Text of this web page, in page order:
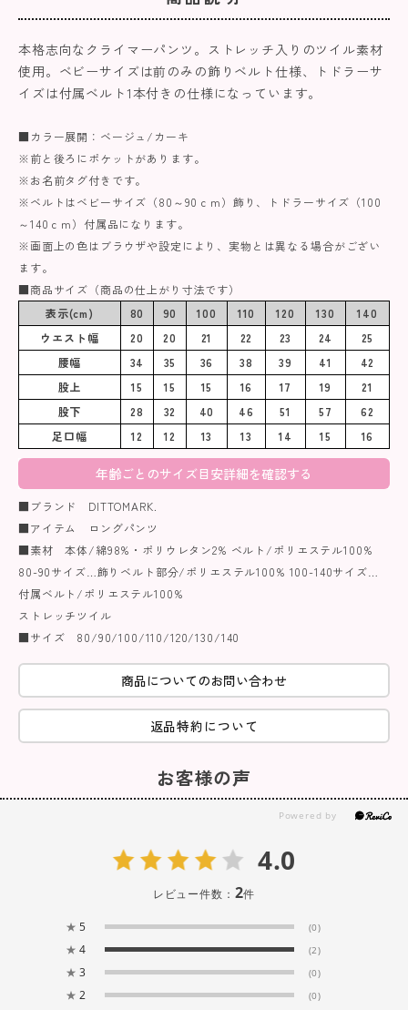
本格志向なクライマーパンツ。ストレッチ入りのツイル素材
使用。ベビーサイズは前のみの飾りベルト仕様、トドラーサ
イズは付属ベルト1本付きの仕様になっています。
■カラー展開：ベージュ/カーキ
※前と後ろにポケットがあります。
※お名前タグ付きです。
※ベルトはベビーサイズ（80～90ｃｍ）飾り、トドラーサイズ（100
～140ｃｍ）付属品になります。
※画面上の色はブラウザや設定により、実物とは異なる場合がござい
ます。
■商品サイズ（商品の仕上がり寸法です）
表示(cm)
80 90 100 110 120 130
140
ウエスト幅
20 20 21 22 23 24
25
腰幅
34 35 36 38 39 41
42
股上
15 15 15 16 17 19
21
股下
28 32 40 46 51 57
62
足口幅
12 12 13 13 14 15 16
年齢ごとのサイズ目安詳細を確認する
■ブランド DITTOMARK.
■アイテム ロングパンツ
■素材 本体/綿98%・ポリウレタン2% ベルト/ポリエステル100%
80-90サイズ…飾りベルト部分/ポリエステル100% 100-140サイズ…
付属ベルト/ポリエステル100%
ストレッチツイル
■サイズ 80/90/100/110/120/130/140
商品についてのお問い合わせ
返品特約について
お客様の声
4.0
レビュー件数： 2件
★ 5 (0)
★ 4 (2)
★ 3 (0)
★ 2 (0)